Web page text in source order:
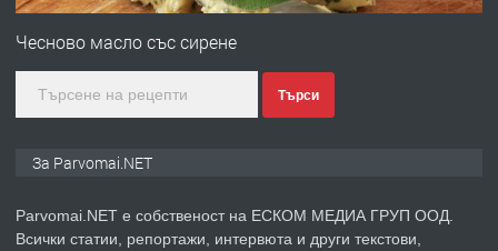
Чесново масло със сирене
Търси
За Parvomai.NET
Parvomai.NET е собственост на ЕСКОМ МЕДИА ГРУП ООД.
Всички статии, репортажи, интервюта и други текстови,